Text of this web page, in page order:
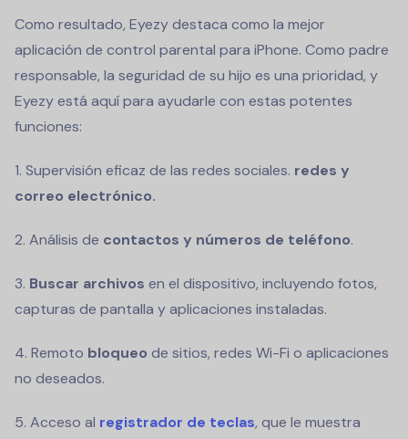
Como resultado, Eyezy destaca como la mejor
aplicación de control parental para iPhone. Como padre
responsable, la seguridad de su hijo es una prioridad, y
Eyezy está aquí para ayudarle con estas potentes
funciones:
1. Supervisión eficaz de las redes sociales. redes y
correo electrónico.
2. Análisis de contactos y números de teléfono.
3. Buscar archivos en el dispositivo, incluyendo fotos,
capturas de pantalla y aplicaciones instaladas.
4. Remoto bloqueo de sitios, redes Wi-Fi o aplicaciones
no deseados.
5. Acceso al registrador de teclas, que le muestra